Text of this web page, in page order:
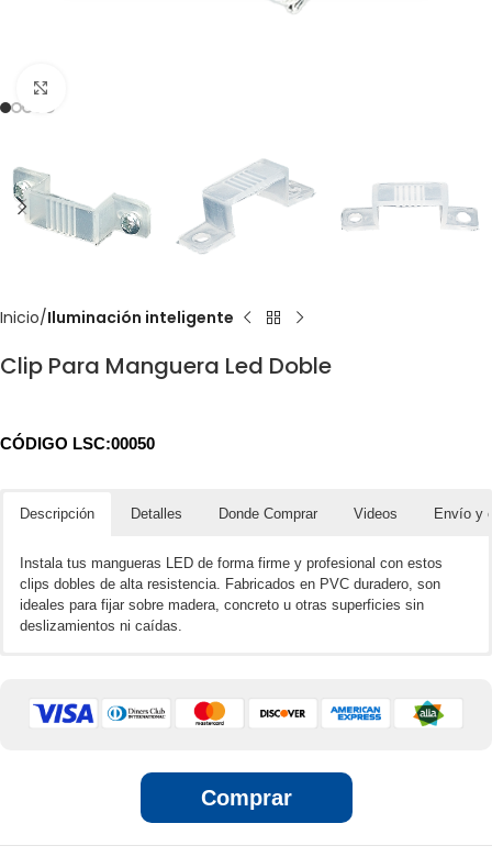
Inicio Iluminación inteligente
Clip Para Manguera Led Doble
CÓDIGO LSC:00050
Descripción Detalles Donde Comprar Videos Envío y
Instala tus mangueras LED de forma firme y profesional con estos
clips dobles de alta resistencia. Fabricados en PVC duradero, son
ideales para fijar sobre madera, concreto u otras superficies sin
deslizamientos ni caídas.
Paquete de 10 unidades : perfectos para proyectos medianos o
grandes.
Sujeta a la manguera LED sobre superficies de madera o concreto.
Comprar